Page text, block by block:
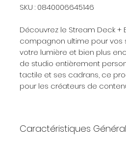
SKU : 0840006645146
Découvrez le Stream Deck +
compagnon ultime pour vos
votre lumière et bien plus
de studio entièrement
tactile et ses cadrans, ce
pour les créateurs de
Caractéristiques